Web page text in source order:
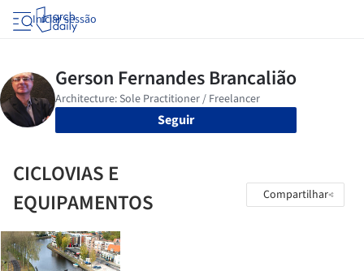
Iniciar sessão
Seguir
CICLOVIAS E
EQUIPAMENTOS
Compartilhar